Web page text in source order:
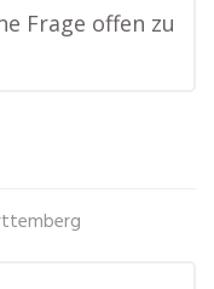
Frage offen zu